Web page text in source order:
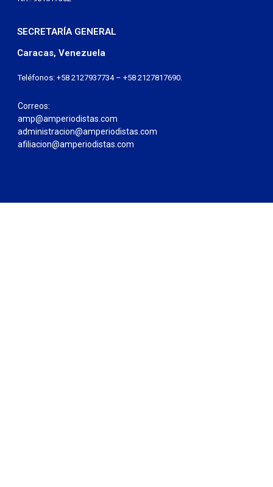
SECRETARÍA GENERAL
Caracas, Venezuela
Teléfonos: +58 2127937734 – +58 2127817690.
Correos:
amp@amperiodistas.com
administracion@amperiodistas.com
afiliacion@amperiodistas.com